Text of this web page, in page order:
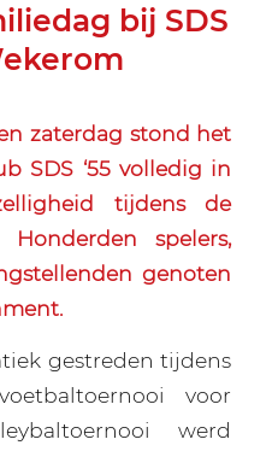
bij SDS
zaterdag stond het
SDS ‘55 volledig in
tijdens de
Honderden spelers,
genoten
gestreden tijdens
voor
werd